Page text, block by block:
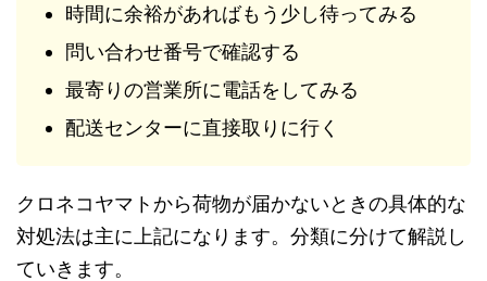
時間に余裕があればもう少し待ってみる
問い合わせ番号で確認する
最寄りの営業所に電話をしてみる
配送センターに直接取りに行く
クロネコヤマトから荷物が届かないときの具体的な
対処法は主に上記になります。分類に分けて解説し
ていきます。